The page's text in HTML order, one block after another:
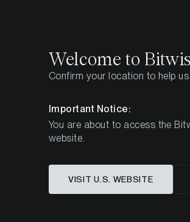
Welcome to
Confirm your location to help
Important Notice:
You are about to access the
website.
VISIT U.S. WEBSITE